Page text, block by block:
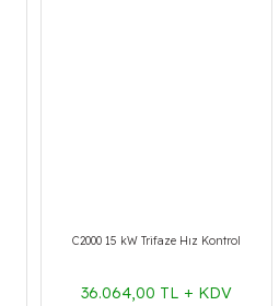
C2000 15 kW Trifaze Hız Kontrol
36.064,00 TL + KDV